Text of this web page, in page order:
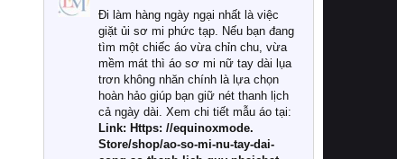
đình? Hãy cùng chúng tôi đi tìm lời
giải đáp chi tiết qua bài viết dưới đây.
1. Tại sao các gia đình hiện đại lại ưa
chuộng chăn ga gối đệm cao cấp?
Khác với các dòng sản phẩm thông
thường, những bộ chăn ga gối đệm
cao cấp trải qua quy trình sản xuất
nghiêm ngặt từ khâu chọn lọc nguyên
Đi làm hàng ngày ngại nhất là việc
giặt ủi sơ mi phức tạp. Nếu bạn đang
tìm một chiếc áo vừa chỉn chu, vừa
mềm mát thì áo sơ mi nữ tay dài lụa
trơn không nhăn chính là lựa chọn
hoàn hảo giúp bạn giữ nét thanh lịch
cả ngày dài. Xem chi tiết mẫu áo tại:
Link: Https: //equinoxmode.
Store/shop/ao-so-mi-nu-tay-dai-